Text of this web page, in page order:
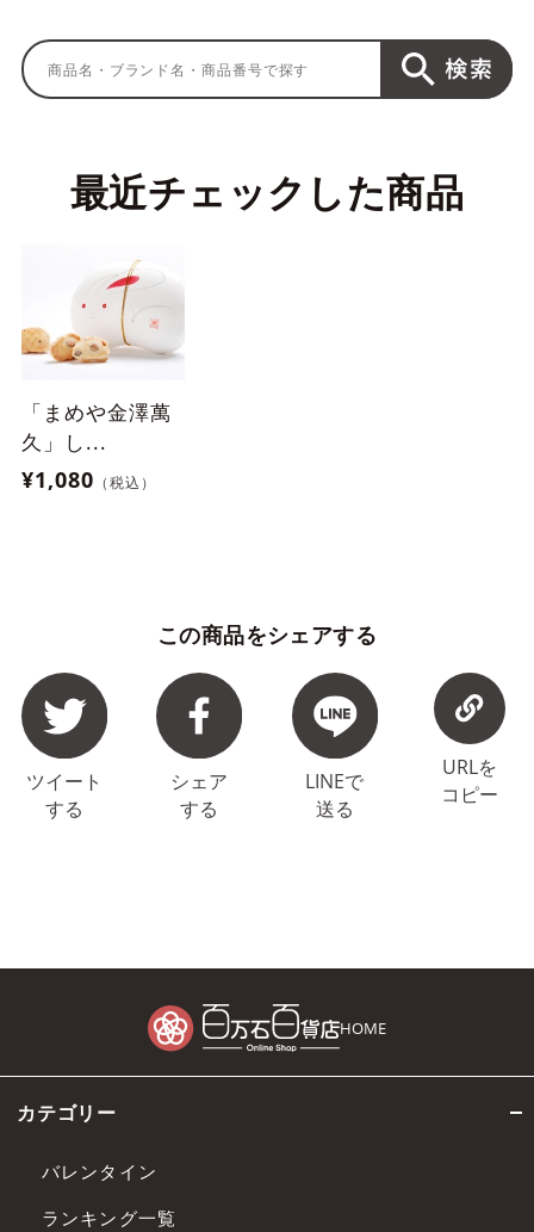
最近チェックした商品
「まめや金澤萬
久」し...
¥1,080 （税込）
この商品をシェアする
ツイート
する
シェア
する
LINEで
送る
URLを
コピー
HOME
カテゴリー
バレンタイン
ランキング一覧